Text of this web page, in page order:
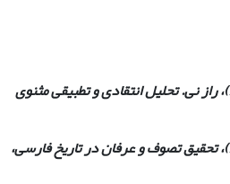
​​مثنوی
زرین کوب، عبدالحسین (1379)، تحقیق تصوف و عرفان در تاریخ فارسی،